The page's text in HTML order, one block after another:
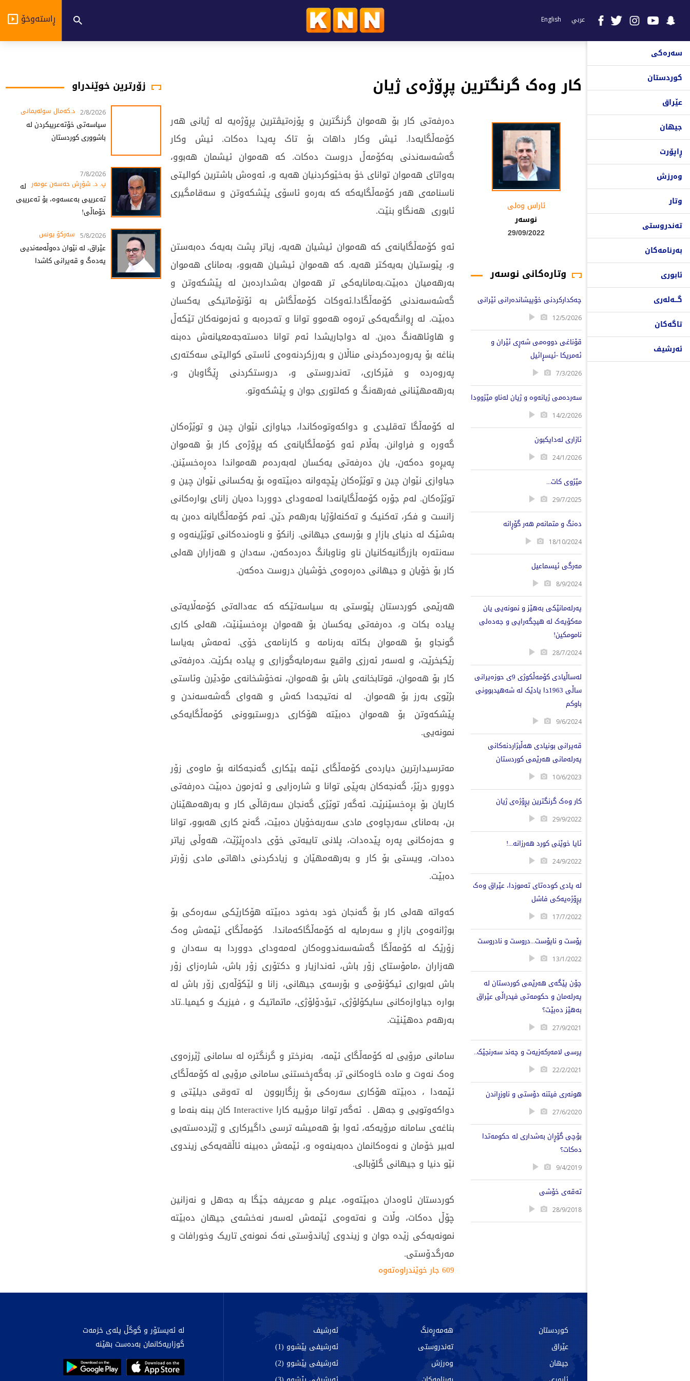
عربي English ڕاستەوخۆ
سەرەکی
کوردستان
عێراق
جیهان
ڕاپۆرت
وەرزش
وتار
تەندروستی
بەرنامەکان
ئابوری
گـــەلەری
تاگەکان
ئەرشیف
کار وەک گرنگترین پڕۆژەی ژیان
ئاراس وه‌لی
نوسەر
29/09/2022
وتارەکانی نوسەر
چەکدارکردنی خۆپیشاندەرانی ئێرانی
12/5/2026
قۆناغی دووەمی شەڕی ئێران و
ئەمریکا -ئیسڕائیل
7/3/2026
سەردەمی ژیانەوە و ژیان لەناو مێژوودا
14/2/2026
ئازاری لەدایکبون
24/1/2026
مێژوی کات...
29/7/2025
دەنگ و متمانەم هەر گۆڕانە
18/10/2024
مەرگی ئیسماعیل
8/9/2024
پەرلەمانێکی بەهێز و نمونەیی یان
مەکۆیەک لە هیچگەرایی و جەدەلی
نامومکین!
28/7/2024
لەساڵیادی کۆمەڵکوژی 9ی حوزەیرانی
ساڵی 1963دا یادێک لە شەهیدبوونی
باوکم
9/6/2024
قەیرانی بونیادی هەڵبژاردنەکانی
پەرلەمانی هەرێمی کوردستان
10/6/2023
کار وەک گرنگترین پڕۆژەی ژیان
29/9/2022
ئایا خوێنی کورد هەرزانە...!
24/9/2022
لە یادی کودەتای تەموزدا، عێراق وەک
پڕۆژەیەکی فاشل
17/7/2022
پۆست و ناپۆست...دروست و نادروست
13/1/2022
چۆن پێگەی هەرێمی کوردستان لە
پەرلەمان و حکومەتی فیدراڵی عێراق
بەهێز دەبێت؟
27/9/2021
پرسی لامەرکەزیەت و چەند سەرنجێک..
22/2/2021
هونەری فیتنە دۆستی و ناوزڕاندن
27/6/2020
بۆچی گۆڕان بەشداری لە حکومەتدا
دەکات؟
9/4/2019
تەقەی خۆشی
28/9/2018
دەرفەتی کار بۆ هەموان گرنگترین و پۆزەتیڤترین پڕۆژەیە لە ژیانی هەر
کۆمەڵگایەدا. ئیش وکار داهات بۆ تاک پەیدا دەکات. ئیش وکار
گەشەسەندنی بەکۆمەڵ دروست دەکات. کە هەموان ئیشمان هەبوو،
بەواتای هەموان توانای خۆ بەخێوکردنیان هەیە و، ئەوەش باشترین کوالیتی
ناسنامەی هەر کۆمەڵگایەکە کە بەرەو ئاسۆی پێشکەوتن و سەقامگیری
ئابوری هەنگاو بنێت.
ئەو کۆمەڵگایانەی کە هەموان ئیشیان هەیە، زیاتر پشت بەیەک دەبەستن
و، پێوستیان بەیەکتر هەیە. کە هەموان ئیشیان هەبوو، بەمانای هەموان
بەرهەمیان دەبێت.بەمانایەکی تر هەموان بەشداردەبن لە پێشکەوتن و
گەشەسەندنی کۆمەڵگادا.ئەوکات کۆمەڵگاش بە ئۆتۆماتیکی یەکسان
دەبێت. لە ڕوانگەیەکی ترەوە هەموو توانا و تەجرەبە و ئەزمونەکان تێکەڵ
و هاوئاهەنگ دەبن. لە دواجاریشدا ئەم توانا دەستەجەمعیانەش دەبنە
بناغە بۆ پەروەردەکردنی مناڵان و بەرزکردنەوەی ئاستی کوالیتی سەکتەری
پەروەردە و فێرکاری، تەندروستی و، دروستکردنی ڕێگاوبان و،
بەرهەمهێنانی فەرهەنگ و کەلتوری جوان و پێشکەوتو.
لە کۆمەڵگا تەقلیدی و دواکەوتوەکاندا، جیاوازی نێوان چین و توێژەکان
گەورە و فراوانن. بەڵام ئەو کۆمەڵگایانەی کە پڕۆژەی کار بۆ هەموان
پەیڕەو دەکەن، یان دەرفەتی یەکسان لەبەردەم هەمواندا دەڕەخسێنن.
جیاوازی نێوان چین و توێژەکان پێچەوانە دەبێتەوە بۆ یەکسانی نێوان چین و
توێژەکان. لەم جۆرە کۆمەڵگایانەدا لەمەودای دووردا دەیان زانای بوارەکانی
زانست و فکر، تەکنیک و تەکنەلۆژیا بەرهەم دێن. ئەم کۆمەڵگایانە دەبن بە
بەشێک لە دنیای بازاڕ و بۆرسەی جیهانی. زانکۆ و ناوەندەکانی توێژینەوە و
سەنتەرە بازرگانیەکانیان ناو وناوبانگ دەردەکەن، سەدان و هەزاران هەلی
کار بۆ خۆیان و جیهانی دەرەوەی خۆشیان دروست دەکەن.
هەرێمی کوردستان پێوستی بە سیاسەتێکە کە عەدالەتی کۆمەڵایەتی
پیادە بکات و، دەرفەتی یەکسان بۆ هەموان بڕەخسێنێت، هەلی کاری
گونجاو بۆ هەموان بکاتە بەرنامە و کارنامەی خۆی. ئەمەش بەیاسا
رێکبخرێت، و لەسەر ئەرزی واقیع سەرمایەگوزاری و پیادە بکرێت. دەرفەتی
کار بۆ هەموان، قوتابخانەی باش بۆ هەموان، نەخۆشخانەی مۆدێرن وئاستی
بژێوی بەرز بۆ هەموان. لە نەتیجەدا کەش و هەوای گەشەسەندن و
پێشکەوتن بۆ هەموان دەبێتە هۆکاری دروستبوونی کۆمەڵگایەکی
نمونەیی.
مەترسیدارترین دیاردەی کۆمەڵگای ئێمە بێکاری گەنجەکانە بۆ ماوەی زۆر
دوورو درێژ، گەنجەکان بەپێی توانا و شارەزایی و ئەزمون دەبێت دەرفەتی
کاریان بۆ بڕەخسێنرێت. ئەگەر توێژی گەنجان سەرقاڵی کار و بەرهەمهێنان
بن، بەمانای سەرچاوەی مادی سەربەخۆیان دەبێت، گەنج کاری هەبوو، توانا
و حەزەکانی پەرە پێدەدات، پلانی تایبەتی خۆی دادەڕێژێت، هەوڵی زیاتر
دەدات، ویستی بۆ کار و بەرهەمهێان و زیادکردنی داهاتی مادی زۆرتر
دەبێت.
کەواتە هەلی کار بۆ گەنجان خود بەخود دەبێتە هۆکارێکی سەرەکی بۆ
بوژانەوەی بازاڕ و سەرمایە لە کۆمەڵگاکەماندا. کۆمەڵگای ئێمەش وەک
زۆرێک لە کۆمەڵگا گەشەسەندووەکان لەمەودای دووردا بە سەدان و
هەزاران ،مامۆستای زۆر باش، ئەندازیار و دکتۆری زۆر باش، شارەزای زۆر
باش لەبواری ئیکۆنۆمی و بۆرسەی جیهانی، زانا و لێکۆڵەری زۆر باش لە
بوارە جیاوازەکانی سایکۆلۆژی، تیۆدۆلۆژی، ماتماتیک و ، فیزیک و کیمیا..تاد
بەرهەم دەهێنێت.
سامانی مرۆیی لە کۆمەڵگای ئێمە، بەنرختر و گرنگترە لە سامانی ژێرزەوی
وەک نەوت و مادە خاوەکانی تر. بەگەڕخستنی سامانی مرۆیی لە کۆمەڵگای
ئێمەدا ، دەبێتە هۆکاری سەرەکی بۆ ڕزگاربوون لە تەوقی دیلێتی و
دواکەوتویی و جەهل . ئەگەر توانا مرۆییە کارا Interactive کان ببنە بنەما و
بناغەی سامانە مرۆیەکە، ئەوا بۆ هەمیشە ترسی داگیرکاری و ژێردەستەیی
لەبیر خۆمان و نەوەکانمان دەبەینەوە و، ئێمەش دەبینە ئاڵقەیەکی زیندوی
نێو دنیا و جیهانی گلۆبالی.
کوردستان ئاوەدان دەبێتەوە، عیلم و مەعریفە جێگا بە جەهل و نەزانین
چۆڵ دەکات، وڵات و نەتەوەی ئێمەش لەسەر نەخشەی جیهان دەبێتە
نمونەیەکی زێدە جوان و زیندوی ژیاندۆستی نەک نمونەی تاریک وخورافات و
مەرگدۆستی.
609 جار خوێندراوەتەوە
زۆرترین خوێندراو
2/8/2026 د.کەمال سولەیمانی
سیاسەتی خۆتەعریبکردن لە
باشووری کوردستان
7/8/2026
پ. د. شۆڕش حەسەن عومەر لە
تەعریبی بەعسەوە، بۆ تەعریبی
خۆماڵی!
5/8/2026 سەرکۆ یونس
عێراق، لە نێوان دەوڵەمەندیی
یەدەگ و قەیرانی کاشدا
کوردستان
عێراق
جیهان
هەمەڕەنگ
تەندروستی
وەرزش
ئەرشیف
ئەرشیفی پێشوو (1)
ئەرشیفی پێشوو (2)
لە ئەپستۆر و گوگڵ پلەی خزمەت
گوزاریەکانمان بەدەست بهێنە